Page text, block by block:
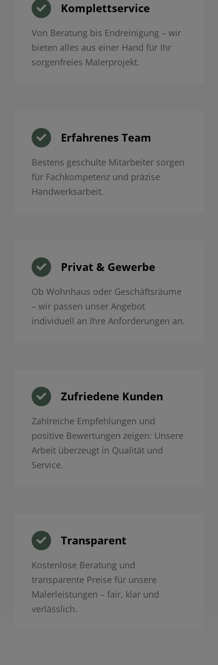
Komplettservice
Von Beratung bis Endreinigung – wir
bieten alles aus einer Hand für Ihr
sorgenfreies Malerprojekt.
Erfahrenes Team
Bestens geschulte Mitarbeiter sorgen
für Fachkompetenz und präzise
Handwerksarbeit.
Privat & Gewerbe
Ob Wohnhaus oder Geschäftsräume
– wir passen unser Angebot
individuell an Ihre Anforderungen an.
Zufriedene Kunden
Zahlreiche Empfehlungen und
positive Bewertungen zeigen: Unsere
Arbeit überzeugt in Qualität und
Service.
Transparent
Kostenlose Beratung und
transparente Preise für unsere
Malerleistungen – fair, klar und
verlässlich.